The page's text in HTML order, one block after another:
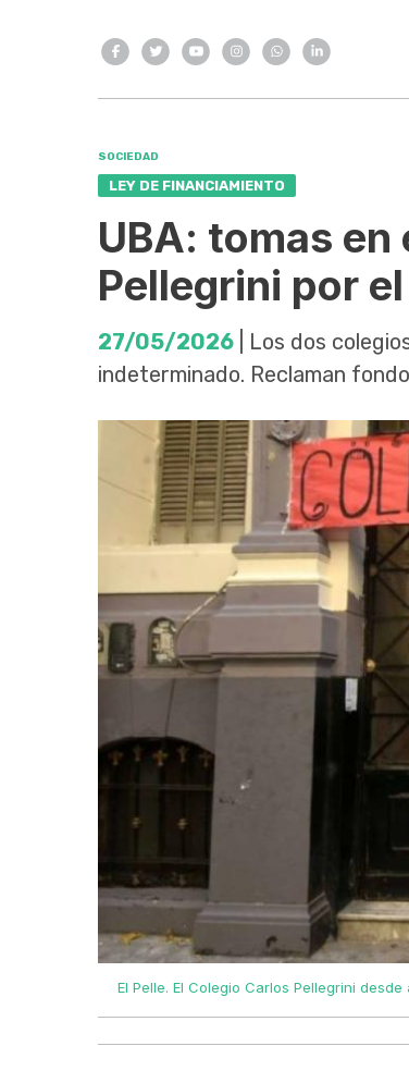
SOCIEDAD
LEY DE FINANCIAMIENTO
UBA: tomas en
Pellegrini por
27/05/2026 | Los dos
indeterminado. Reclaman
El Pelle. El Colegio Carlos Pellegrini